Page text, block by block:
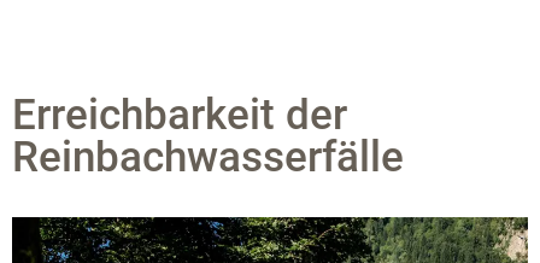
Erreichbarkeit der
Reinbachwasserfälle